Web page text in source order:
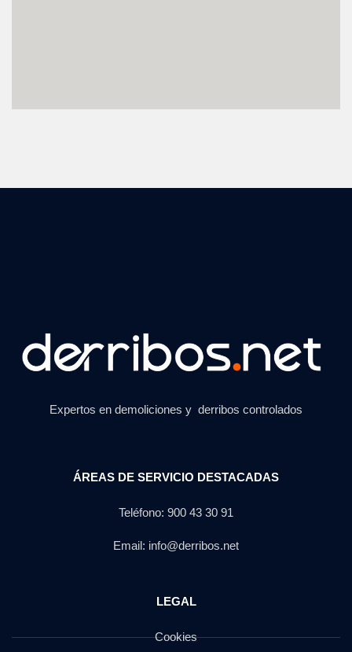
Expertos en demoliciones y derribos controlados
ÁREAS DE SERVICIO DESTACADAS
Teléfono: 900 43 30 91
Email: info@derribos.net
LEGAL
Cookies